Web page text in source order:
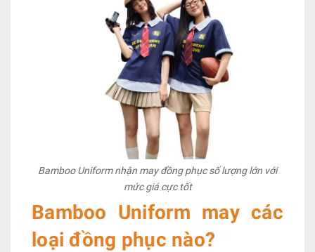
Bamboo Uniform nhận may đồng phục số lượng lớn với
mức giá cực tốt
Bamboo Uniform may các
loại đồng phục nào?